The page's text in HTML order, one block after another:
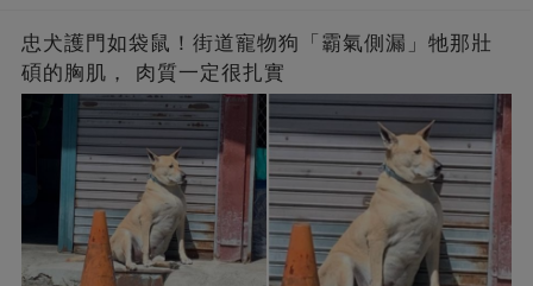
忠犬護門如袋鼠！街道寵物狗「霸氣側漏」牠那壯
碩的胸肌， 肉質一定很扎實